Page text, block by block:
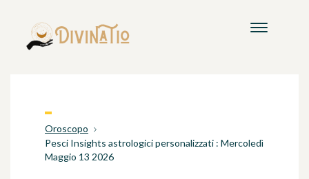
Oroscopo
Pesci Insights astrologici personalizzati : Mercoledì
Maggio 13 2026